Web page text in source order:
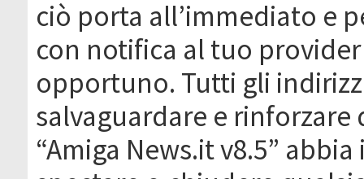
ciò porta all’immediato e
con notifica al tuo
opportuno. Tutti gli
salvaguardare e
“Amiga News.it v8.5”